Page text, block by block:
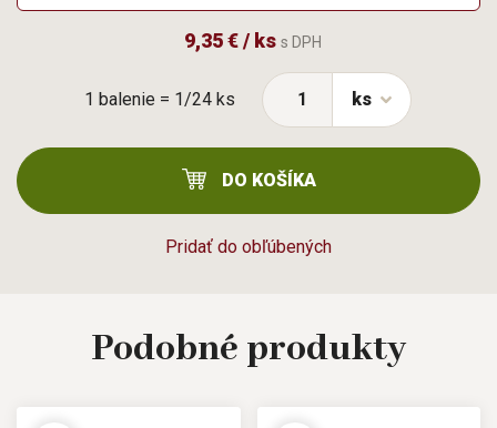
1 balenie = 1/24 ks
Pridať do obľúbených
9,35 € / ks s DPH
ks
DO KOŠÍKA
Podobné produkty